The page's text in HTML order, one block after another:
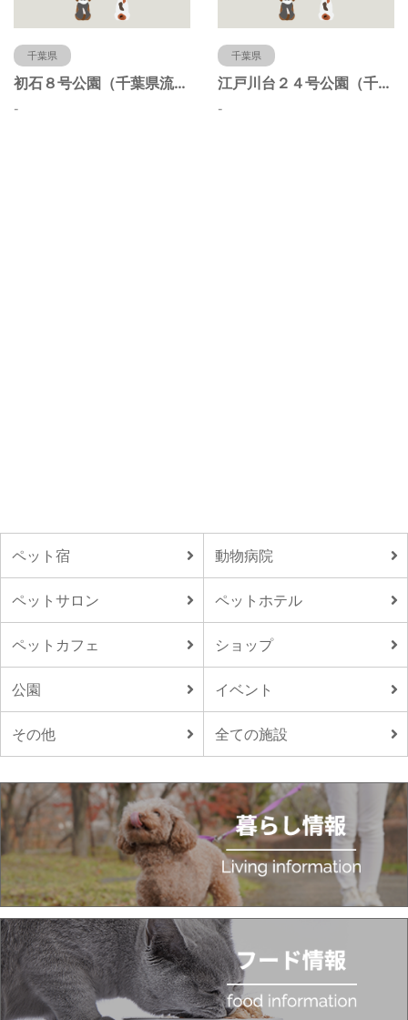
千葉県
初石８号公園（千葉県流山市）
-
千葉県
江戸川台２４号公園（千葉県流山市）
-
ペット宿 動物病院
ペットサロン ペットホテル
ペットカフェ ショップ
公園 イベント
その他 全ての施設